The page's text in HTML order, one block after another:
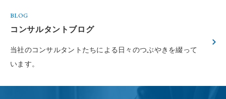
BLOG
コンサルタントブログ
当社のコンサルタントたちによる 日々のつぶやきを綴って
います。